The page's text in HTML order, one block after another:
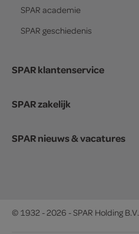
SPAR academie
SPAR geschiedenis
SPAR klantenservice
SPAR zakelijk
SPAR nieuws & vacatures
© 1932 - 2026 - SPAR Holding B.V.